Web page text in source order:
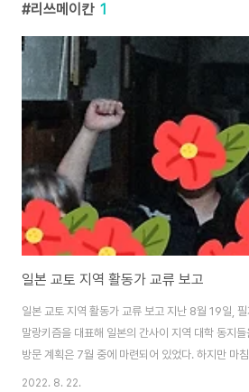
리쓰메이칸 1
일본 교토 지역 활동가 교류 보고
일본 교토 지역 활동가 교류 보고 지난 8월 19일, 필
말랑키즘을 대표해 일본의 간사이 지역 대학 동지
방문 계획은 7월 중에 마련되어 있었다. 하지만 마
도에서 대우조선 하청노동자들의 투쟁이 한창이었
2022. 8. 22.